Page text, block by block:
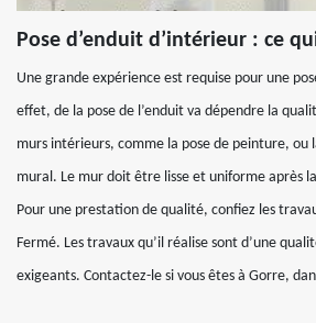
Pose d’enduit d’intérieur : ce
Une grande expérience est requise pour une
effet, de la pose de l’enduit va dépendre la
murs intérieurs, comme la pose de peinture, ou
mural. Le mur doit être lisse et uniforme après
Pour une prestation de qualité, confiez les
Fermé. Les travaux qu’il réalise sont d’une
exigeants. Contactez-le si vous êtes à Gorre,